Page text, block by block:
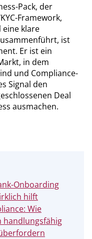
Pack, der
Framework,
klare
ist
Er ist ein
in dem
und Compliance-
Signal den
Deal
ausmachen.
Onboarding
hilft
Wie
handlungsfähig